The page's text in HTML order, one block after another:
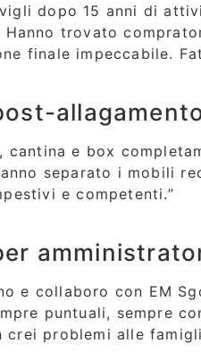
dopo 15 anni di
trovato
finale impeccabile.
allagamento
cantina e box
separato i mobili
e competenti.”
e collaboro con EM
puntuali, sempre
problemi alle